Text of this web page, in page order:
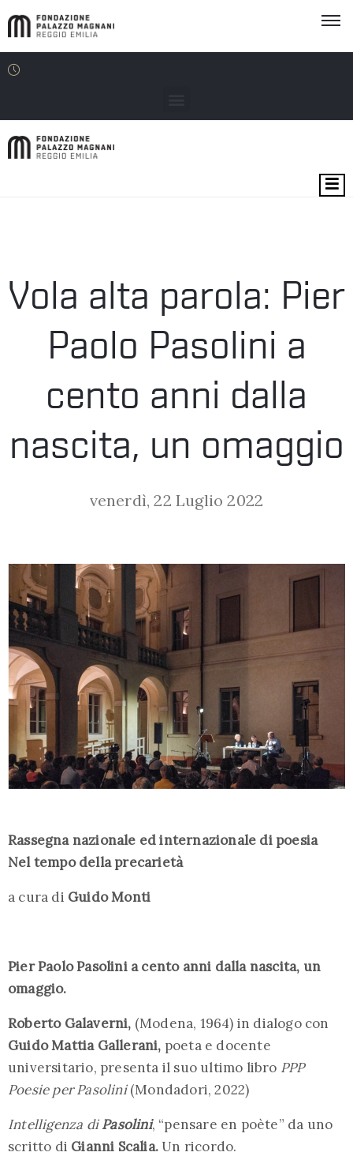
EDU
FONDAZIONE
SHOP
ENGLISH
Vola alta parola: Pier
Paolo Pasolini a
cento anni dalla
nascita, un omaggio
venerdì, 22 Luglio 2022
Rassegna nazionale ed internazionale di poesia
Nel tempo della precarietà
a cura di Guido Monti
Pier Paolo Pasolini a cento anni dalla nascita, un
omaggio.
Roberto Galaverni, (Modena, 1964) in dialogo con
Guido Mattia Gallerani, poeta e docente
universitario, presenta il suo ultimo libro PPP
Poesie per Pasolini(Mondadori, 2022)
Intelligenza diPasolini, “pensare en poète” da uno
scritto di Gianni Scalia.Un ricordo.